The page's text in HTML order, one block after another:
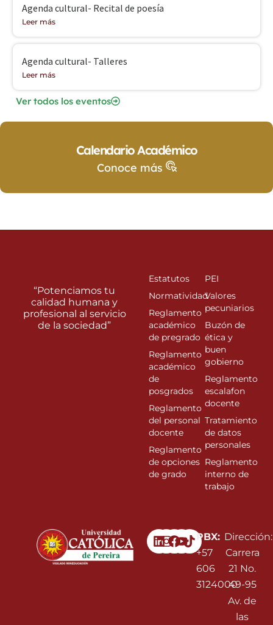
Agenda cultural- Recital de poesía
Leer más
Agenda cultural- Talleres
Leer más
Ver todos los eventos
Calendario Académico
Conoce más
Linkedin
Instagram
Facebook
Youtube
PBX:
+57
606
3124000
Dirección:
Carrera
21 No.
49-95
Av. de
las
“Potenciamos tu
calidad humana y
profesional al servicio
de la sociedad”
Estatutos
Normatividad
Reglamento
académico
de pregrado
Reglamento
académico
de
posgrados
Reglamento
del personal
docente
Reglamento
de opciones
de grado
PEI
Valores
pecuniarios
Buzón de
ética y
buen
gobierno
Reglamento
escalafon
docente
Tratamiento
de datos
personales
Reglamento
interno de
trabajo